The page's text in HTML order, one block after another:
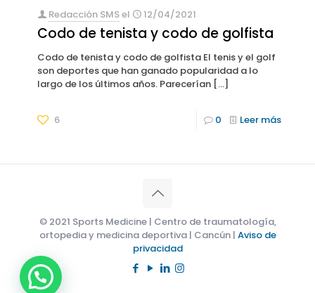
Redacción SMSel 12/04/2021
Codo de tenista y codo de golfista
Codo de tenista y codo de golfista El tenis y el golf
son deportes que han ganado popularidad a lo
largo de los últimos años. Parecerían […]
6 0 Leer más
© 2021 Sports Medicine | Centro de traumatología,
ortopedia y medicina deportiva | Cancún | Aviso de
privacidad